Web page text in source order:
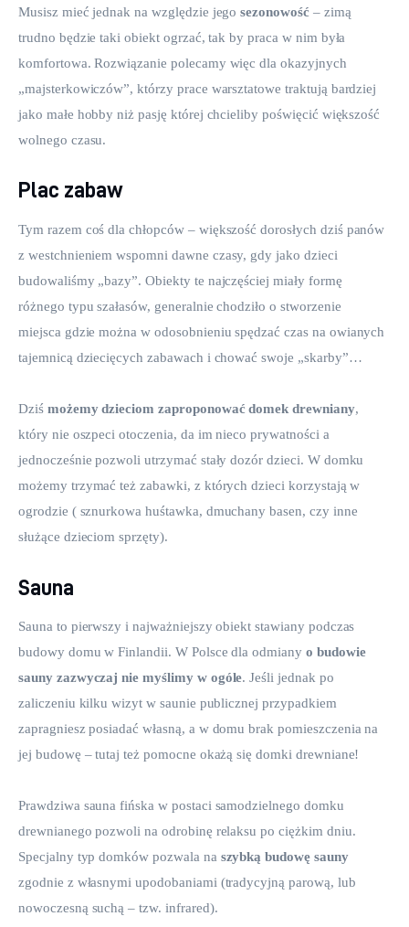
Musisz mieć jednak na względzie jego sezonowość – zimą
trudno będzie taki obiekt ogrzać, tak by praca w nim była
komfortowa. Rozwiązanie polecamy więc dla okazyjnych
„majsterkowiczów”, którzy prace warsztatowe traktują bardziej
jako małe hobby niż pasję której chcieliby poświęcić większość
wolnego czasu.
Plac zabaw
Tym razem coś dla chłopców – większość dorosłych dziś panów
z westchnieniem wspomni dawne czasy, gdy jako dzieci
budowaliśmy „bazy”. Obiekty te najczęściej miały formę
różnego typu szałasów, generalnie chodziło o stworzenie
miejsca gdzie można w odosobnieniu spędzać czas na owianych
tajemnicą dziecięcych zabawach i chować swoje „skarby”…
Dziś możemy dzieciom zaproponować domek drewniany,
który nie oszpeci otoczenia, da im nieco prywatności a
jednocześnie pozwoli utrzymać stały dozór dzieci. W domku
możemy trzymać też zabawki, z których dzieci korzystają w
ogrodzie ( sznurkowa huśtawka, dmuchany basen, czy inne
służące dzieciom sprzęty).
Sauna
Sauna to pierwszy i najważniejszy obiekt stawiany podczas
budowy domu w Finlandii. W Polsce dla odmiany o budowie
sauny zazwyczaj nie myślimy w ogóle. Jeśli jednak po
zaliczeniu kilku wizyt w saunie publicznej przypadkiem
zapragniesz posiadać własną, a w domu brak pomieszczenia na
jej budowę – tutaj też pomocne okażą się domki drewniane!
Prawdziwa sauna fińska w postaci samodzielnego domku
drewnianego pozwoli na odrobinę relaksu po ciężkim dniu.
Specjalny typ domków pozwala na szybką budowę sauny
zgodnie z własnymi upodobaniami (tradycyjną parową, lub
nowoczesną suchą – tzw. infrared).